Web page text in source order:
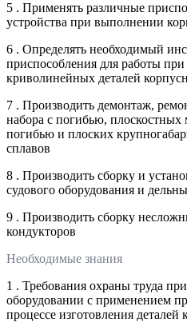
5 . Применять различные
устройства при выполнении
6 . Определять необходимый
приспособления для работы при
криволинейных деталей
7 . Производить демонтаж,
набора с погибью, плоскостных
погибью и плоских
сплавов
8 . Производить сборку и
судового оборудования и
9 . Производить сборку
кондукторов
Необходимые знания
1 . Требования охраны труда
оборудовании с применением
процессе изготовления деталей